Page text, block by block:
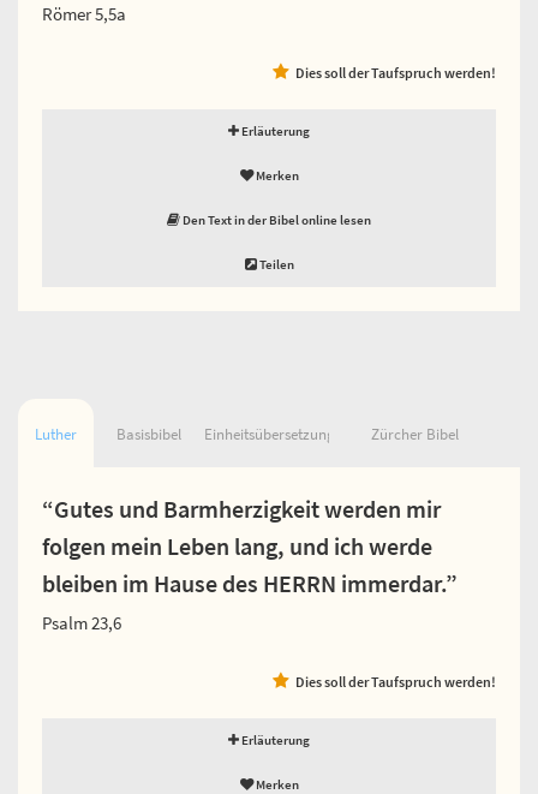
Römer 5,5a
Dies soll der Taufspruch werden!
Erläuterung
Merken
Den Text in der Bibel online lesen
Teilen
Luther Basisbibel Einheitsübersetzung Zürcher Bibel
“Gutes und Barmherzigkeit werden mir
folgen mein Leben lang, und ich werde
bleiben im Hause des HERRN immerdar.”
Psalm 23,6
Dies soll der Taufspruch werden!
Erläuterung
Merken